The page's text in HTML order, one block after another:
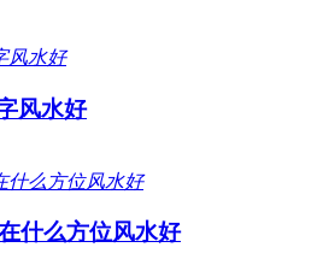
风水好
什么方位风水好